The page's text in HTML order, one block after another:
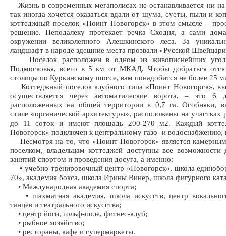
Жизнь в современных мегаполисах не останавливается ни
так иногда хочется оказаться вдали от шума, суеты, пыли и
коттеджный поселок «Поинт Новогорск» в этом смысле –
решение. Неподалеку протекает речка Сходня, а сами
окружении великолепного Алешкинского леса. За
ландшафт в народе здешние места прозвали «Русской
Поселок расположен в одном из живописнейших
Подмосковья, всего в 5 км от МКАД. Чтобы добраться
столицы по Куркинскому шоссе, вам понадобится не более 25
Коттеджный поселок клубного типа «Поинт Новогорск»,
осуществляется через автоматические ворота, – это 6
расположенных на общей территории в 0,7 га. Особняки,
стиле «органической архитектуры», расположены на участках
до 11 соток и имеют площадь 200-270 м2. Каждый
Новогорск» подключен к центральному газо- и водоснабжению,
Несмотря на то, что «Поинт Новогорск» является
поселком, владельцам коттеджей доступны все возможности
занятий спортом и проведения досуга, а именно:
• учебно-тренировочный центр «Новогорск», школа
70», академия бокса, школа Ирины Винер, школа фигурного
• Международная академия спорта;
• шахматная академия, школа искусств, центр
танцев и театрального искусства;
• центр йоги, гольф-поле, фитнес-клуб;
• рыбное хозяйство;
• рестораны, кафе и супермаркеты.